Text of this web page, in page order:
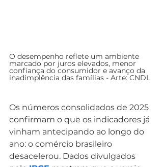
O desempenho reflete um ambiente
marcado por juros elevados, menor
confiança do consumidor e avanço da
inadimplência das famílias - Arte: CNDL
Os números consolidados de 2025
confirmam o que os indicadores já
vinham antecipando ao longo do
ano: o comércio brasileiro
desacelerou. Dados divulgados